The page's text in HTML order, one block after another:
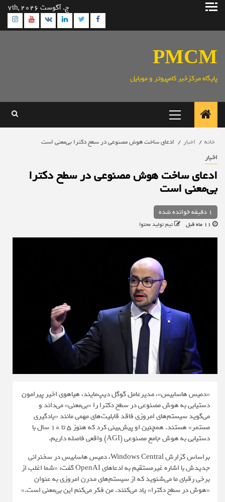
پرش
ج. آگوست 7th, 2026
Facebook
Twitter
Linkedin
VK
PMCM
پایگاه مرکزخبر کامپیوتر و موبایل
اصلی
خانه اخبار ادعای ساخت هوش مصنوعی در سطح دکترا بی‌معنی است
اخبار
ادعای ساخت هوش مصنوعی در سطح دکترا
بی‌معنی است
1 دقیقه خوانده شده
تیم تولید محتوا
«دمیس هاسابیس»، مدیرعامل گوگل دیپ‌مایند، هیاهوی اخیر پیرامون
دستیابی به هوش مصنوعی در سطح دکترا را «بی‌معنی» می‌داند و
می‌گوید سیستم‌های امروزی فاقد قابلیت‌های مهمی مانند «یادگیری
مستمر» هستند. همچنین او پیش‌بینی کرد که هنوز ۵ تا ۱۰ سال با
دستیابی به هوش جامع مصنوعی (AGI) واقعی فاصله داریم.
براساس گزارش
، دمیس هاسابیس در سخنرانی
جدیدش با اشاره غیرمستقیم به ادعاهای OpenAI گفت: «شما اغلب از
برخی رقبای ما می‌شنوید که از سیستم‌های مدرن امروزی به عنوان
«هوش در سطح دکترا» یاد می‌کنند. من فکر می‌کنم این بی‌معنی است.»